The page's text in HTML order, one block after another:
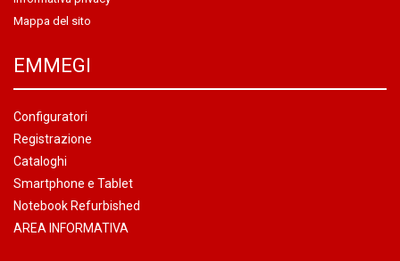
Mappa del sito
EMMEGI
Configuratori
Registrazione
Cataloghi
Smartphone e Tablet
Notebook Refurbished
AREA INFORMATIVA